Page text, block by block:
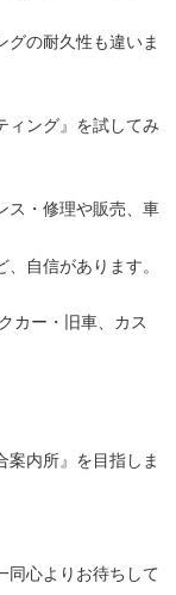
グの耐久性も違いま
ィング』を試してみ
ス・修理や販売、車
自信があります。
カー・旧車、カス
案内所』を目指しま
同心よりお待ちして